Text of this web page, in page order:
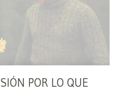
POR LO QUE